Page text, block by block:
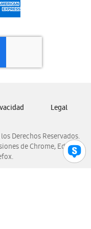
Derechos Reservados.
de Chrome, Edge,
Legal